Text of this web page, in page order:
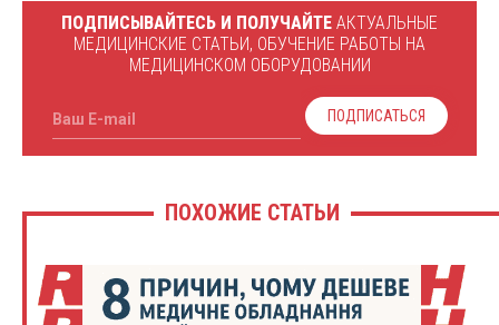
ПОДПИСЫВАЙТЕСЬ И ПОЛУЧАЙТЕ АКТУАЛЬНЫЕ
МЕДИЦИНСКИЕ СТАТЬИ, ОБУЧЕНИЕ РАБОТЫ НА
МЕДИЦИНСКОМ ОБОРУДОВАНИИ
Ваш E-mail ПОДПИСАТЬСЯ
ПОХОЖИЕ СТАТЬИ